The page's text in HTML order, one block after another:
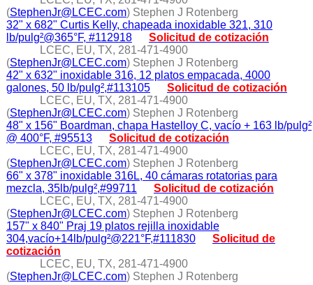
(StephenJr@LCEC.com) Stephen J Rotenberg
32" x 682" Curtis Kelly, chapeada inoxidable 321, 310
lb/pulg²@365°F, #112918
Solicitud de cotización
LCEC, EU, TX, 281-471-4900
(StephenJr@LCEC.com) Stephen J Rotenberg
42" x 632" inoxidable 316, 12 platos empacada, 4000
galones, 50 lb/pulg²,#113105
Solicitud de cotización
LCEC, EU, TX, 281-471-4900
(StephenJr@LCEC.com) Stephen J Rotenberg
48" x 156" Boardman, chapa Hastelloy C, vacío + 163 lb/pulg²
@ 400°F, #95513
Solicitud de cotización
LCEC, EU, TX, 281-471-4900
(StephenJr@LCEC.com) Stephen J Rotenberg
66" x 378" inoxidable 316L, 40 cámaras rotatorias para
mezcla, 35lb/pulg²,#99711
Solicitud de cotización
LCEC, EU, TX, 281-471-4900
(StephenJr@LCEC.com) Stephen J Rotenberg
157" x 840" Praj 19 platos rejilla inoxidable
304,vacío+14lb/pulg²@221°F,#111830
Solicitud de
cotización
LCEC, EU, TX, 281-471-4900
(StephenJr@LCEC.com) Stephen J Rotenberg